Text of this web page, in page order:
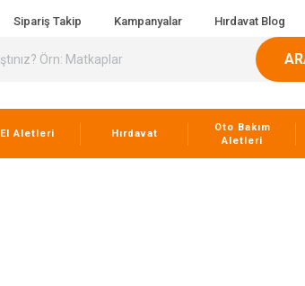
Sipariş Takip Kampanyalar Hırdavat Blog
El Aletleri Hırdavat
Oto Bakım
Aletleri